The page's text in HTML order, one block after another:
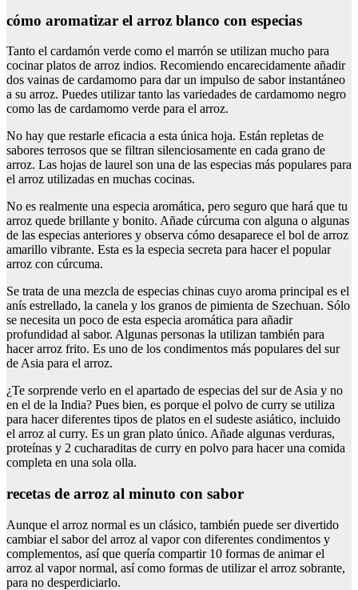
cómo aromatizar el arroz blanco con especias
Tanto el cardamón verde como el marrón se utilizan mucho para
cocinar platos de arroz indios. Recomiendo encarecidamente añadir
dos vainas de cardamomo para dar un impulso de sabor instantáneo
a su arroz. Puedes utilizar tanto las variedades de cardamomo negro
como las de cardamomo verde para el arroz.
No hay que restarle eficacia a esta única hoja. Están repletas de
sabores terrosos que se filtran silenciosamente en cada grano de
arroz. Las hojas de laurel son una de las especias más populares para
el arroz utilizadas en muchas cocinas.
No es realmente una especia aromática, pero seguro que hará que tu
arroz quede brillante y bonito. Añade cúrcuma con alguna o algunas
de las especias anteriores y observa cómo desaparece el bol de arroz
amarillo vibrante. Esta es la especia secreta para hacer el popular
arroz con cúrcuma.
Se trata de una mezcla de especias chinas cuyo aroma principal es el
anís estrellado, la canela y los granos de pimienta de Szechuan. Sólo
se necesita un poco de esta especia aromática para añadir
profundidad al sabor. Algunas personas la utilizan también para
hacer arroz frito. Es uno de los condimentos más populares del sur
de Asia para el arroz.
¿Te sorprende verlo en el apartado de especias del sur de Asia y no
en el de la India? Pues bien, es porque el polvo de curry se utiliza
para hacer diferentes tipos de platos en el sudeste asiático, incluido
el arroz al curry. Es un gran plato único. Añade algunas verduras,
proteínas y 2 cucharaditas de curry en polvo para hacer una comida
completa en una sola olla.
recetas de arroz al minuto con sabor
Aunque el arroz normal es un clásico, también puede ser divertido
cambiar el sabor del arroz al vapor con diferentes condimentos y
complementos, así que quería compartir 10 formas de animar el
arroz al vapor normal, así como formas de utilizar el arroz sobrante,
para no desperdiciarlo.